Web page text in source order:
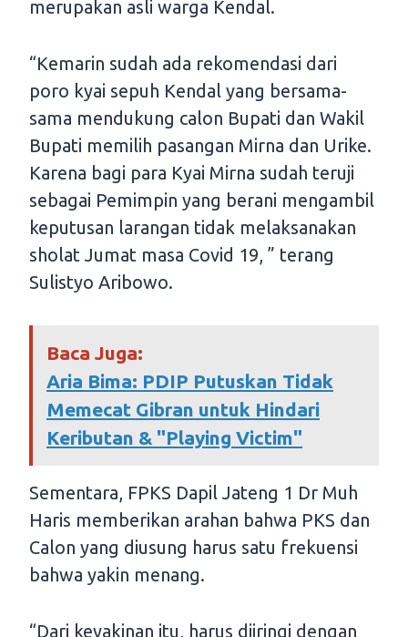
merupakan asli warga Kendal.
“Kemarin sudah ada rekomendasi dari
poro kyai sepuh Kendal yang bersama-
sama mendukung calon Bupati dan Wakil
Bupati memilih pasangan Mirna dan Urike.
Karena bagi para Kyai Mirna sudah teruji
sebagai Pemimpin yang berani mengambil
keputusan larangan tidak melaksanakan
sholat Jumat masa Covid 19, ” terang
Sulistyo Aribowo.
Baca Juga:
Aria Bima: PDIP Putuskan Tidak
Memecat Gibran untuk Hindari
Keributan & "Playing Victim"
Sementara, FPKS Dapil Jateng 1 Dr Muh
Haris memberikan arahan bahwa PKS dan
Calon yang diusung harus satu frekuensi
bahwa yakin menang.
“Dari keyakinan itu, harus diiringi dengan